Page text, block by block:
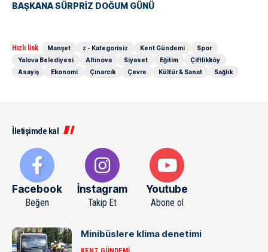
BAŞKANA SÜRPRİZ DOĞUM GÜNÜ
Hızlı link Manşet z - Kategorisiz Kent Gündemi
Spor
Yalova Belediyesi
Altınova Siyaset Eğitim
Çiftlikköy
Asayiş
Ekonomi Çınarcık Çevre Kültür & Sanat Sağlık
İletişimde kal
Facebook
Beğen
İnstagram
Takip Et
Youtube
Abone ol
Minibüslere klima denetimi